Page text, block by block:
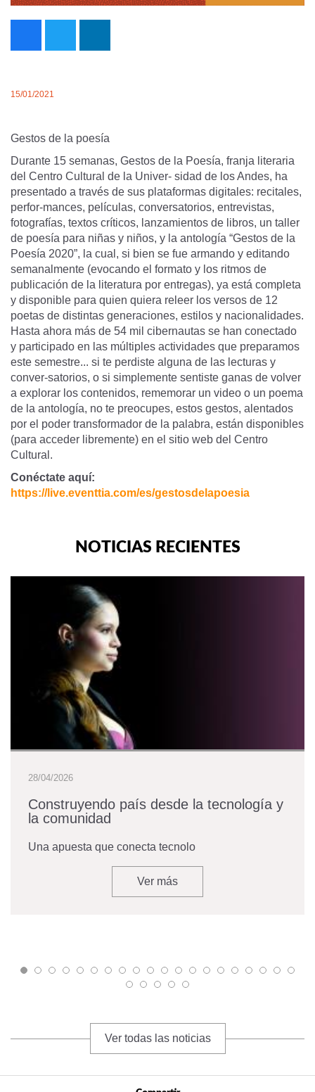
15/01/2021
Gestos de la poesía
Durante 15 semanas, Gestos de la Poesía, franja literaria
del Centro Cultural de la Univer- sidad de los Andes, ha
presentado a través de sus plataformas digitales: recitales,
perfor-mances, películas, conversatorios, entrevistas,
fotografías, textos críticos, lanzamientos de libros, un taller
de poesía para niñas y niños, y la antología “Gestos de la
Poesía 2020”, la cual, si bien se fue armando y editando
semanalmente (evocando el formato y los ritmos de
publicación de la literatura por entregas), ya está completa
y disponible para quien quiera releer los versos de 12
poetas de distintas generaciones, estilos y nacionalidades.
Hasta ahora más de 54 mil cibernautas se han conectado
y participado en las múltiples actividades que preparamos
este semestre... si te perdiste alguna de las lecturas y
conver-satorios, o si simplemente sentiste ganas de volver
a explorar los contenidos, rememorar un video o un poema
de la antología, no te preocupes, estos gestos, alentados
por el poder transformador de la palabra, están disponibles
(para acceder libremente) en el sitio web del Centro
Cultural.
Conéctate aquí:
https://live.eventtia.com/es/gestosdelapoesia
NOTICIAS RECIENTES
28/04/2026
Construyendo país desde la tecnología y
la comunidad
Una apuesta que conecta tecnolo
Ver más
Ver todas las noticias